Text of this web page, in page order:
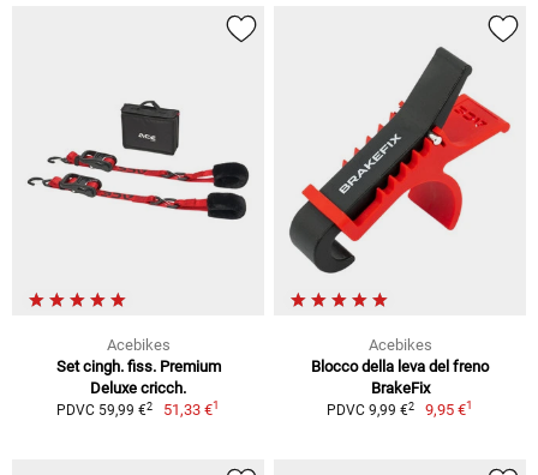
Acebikes
Set cingh. fiss. Premium
Deluxe cricch.
PDVC 59,99 €2 51,33 €1
Acebikes
Blocco della leva del freno
BrakeFix
PDVC 9,99 €2 9,95 €1